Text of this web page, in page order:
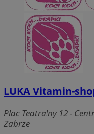
LUKA Vitamin-
Plac Teatralny 12 -
Zabrze